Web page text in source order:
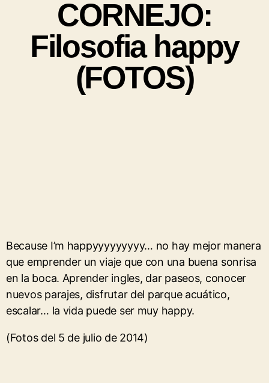
CORNEJO:
Filosofia happy
(FOTOS)
Because I’m happyyyyyyyyy… no hay mejor manera
que emprender un viaje que con una buena sonrisa
en la boca. Aprender ingles, dar paseos, conocer
nuevos parajes, disfrutar del parque acuático,
escalar… la vida puede ser muy happy.
(Fotos del 5 de julio de 2014)